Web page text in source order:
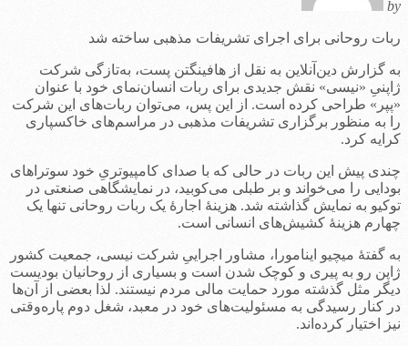
by
ربات روحانی برای اجرای تشریفات مذهبی ساخته شد
به گزارش دین‌آنلاین به نقل از هافینگتن پست، به‌تازگی شرکت
ژاپنیِ «نیسی» نقش جدیدی برای ربات انسان‌نمای خود با عنوان
«پپر» طراحی کرده است. از این پس، می‌توان ربات‌های این شرکت
را به منظور برگزاری تشریفات مذهبی در مراسم‌های خاکسپاری
کرایه کرد.
چندی پیش این ربات در حالی که با صدای کامپیوتریِ خود سوتراهای
بودایی را می‌خواند و بر طبلی می‌کوبید، در نمایشگاهی صنعتی در
توکیو به نمایش گذاشته شد. هزینۀ اجارۀ یک ربات روحانی تنها یک
چهارم هزینۀ کشیش‌های انسانی است.
به گفتۀ میچیو اینامورا، مشاور اجراییِ شرکت نیسی، جمعیت کشور
ژاپن رو به پیری و کوچک شدن است و بسیاری از روحانیان بودیست
دیگر مثل گذشته مورد حمایت مالی مردم نیستند. لذا بعضی از آن‌ها
در کنار رسیدگی به مسئولیت‌های خود در معبد، شغل دوم پاره‌وقتی
نیز اختیار کرده‌اند.